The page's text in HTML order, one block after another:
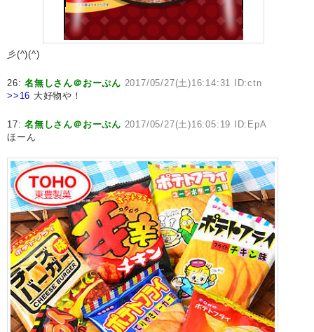
彡(^)(^)
26:名無しさん＠おーぷん 2017/05/27(土)16:14:31 ID:ctn
>>16 大好物や！
17:名無しさん＠おーぷん 2017/05/27(土)16:05:19 ID:EpA
ほーん